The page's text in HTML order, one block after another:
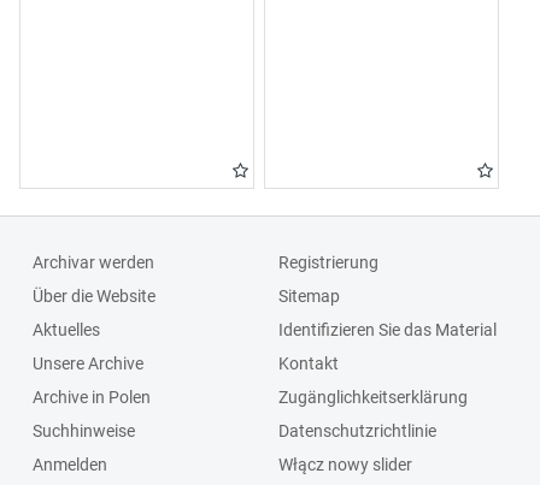
Archivar werden
Über die Website
Aktuelles
Unsere Archive
Archive in Polen
Suchhinweise
Anmelden
Registrierung
Sitemap
Identifizieren Sie das Material
Kontakt
Zugänglichkeitserklärung
Datenschutzrichtlinie
Włącz nowy slider